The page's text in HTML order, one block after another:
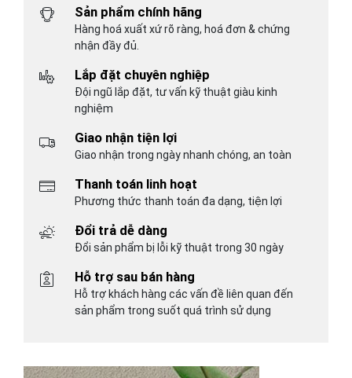
Sản phẩm chính hãng
Hàng hoá xuất xứ rõ ràng, hoá đơn & chứng
nhận đầy đủ.
Lắp đặt chuyên nghiệp
Đội ngũ lắp đặt, tư vấn kỹ thuật giàu kinh
nghiệm
Giao nhận tiện lợi
Giao nhận trong ngày nhanh chóng, an toàn
Thanh toán linh hoạt
Phương thức thanh toán đa dạng, tiện lợi
Đổi trả dễ dàng
Đổi sản phẩm bị lỗi kỹ thuật trong 30 ngày
Hỗ trợ sau bán hàng
Hỗ trợ khách hàng các vấn đề liên quan đến
sản phẩm trong suốt quá trình sử dụng